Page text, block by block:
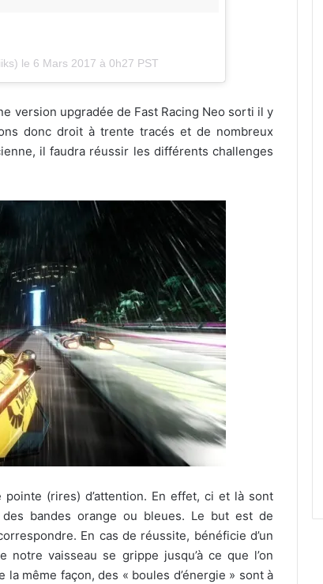
le 6 Mars 2017 à 0h27 PST
version upgradée de Fast Racing Neo sorti il y
donc droit à trente tracés et de nombreux
il faudra réussir les différents challenges
(rires) d’attention. En effet, ci et là sont
bandes orange ou bleues. Le but est de
En cas de réussite, bénéficie d’un
vaisseau se grippe jusqu’à ce que l’on
la même façon, des « boules d’énergie » sont à